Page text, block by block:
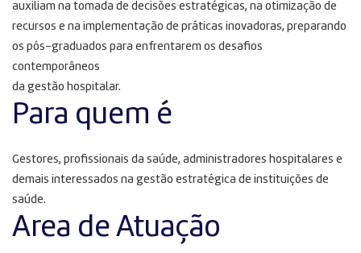
auxiliam na tomada de decisões estratégicas, na otimização de
recursos e na implementação de práticas inovadoras, preparando
os pós-graduados para enfrentarem os desafios
contemporâneos
da gestão hospitalar.
Para quem é
Gestores, profissionais da saúde, administradores hospitalares e
demais interessados na gestão estratégica de instituições de
saúde.
Area de Atuação